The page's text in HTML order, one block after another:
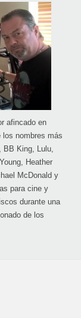
afincado en
los nombres más
King, Lulu,
Heather
McDonald y
para cine y
durante una
de los